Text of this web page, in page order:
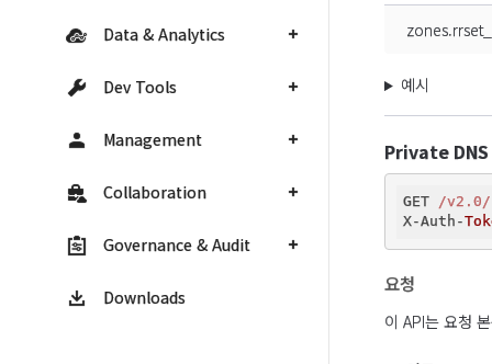
Data & Analytics
Dev Tools
Management
Collaboration
Governance & Audit
Downloads
예시
Private
GET /v2.0/
X-Auth-
요청
이 API는 요청